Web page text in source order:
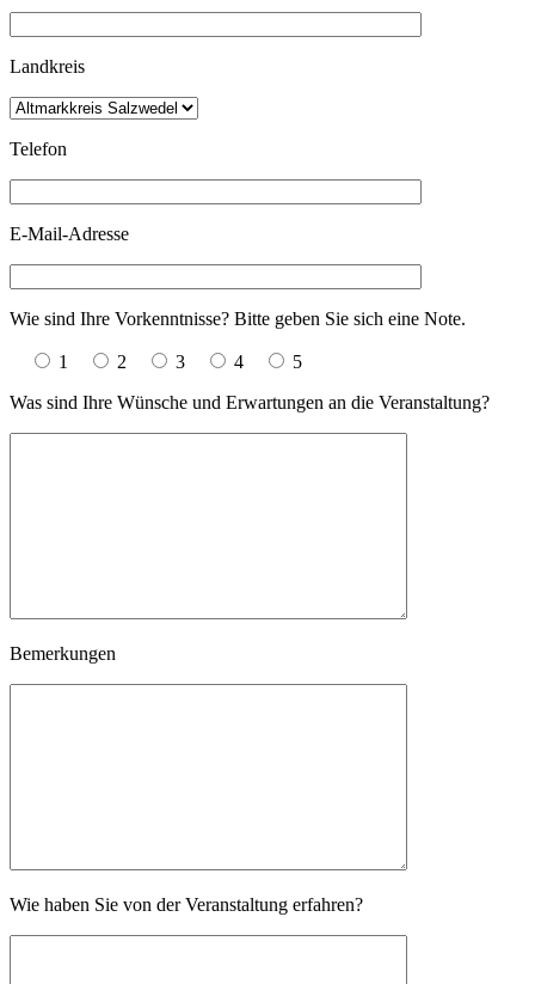
Landkreis
Telefon
E-Mail-Adresse
Wie sind Ihre Vorkenntnisse? Bitte geben Sie sich eine Note.
1 2 3 4
5
Was sind Ihre Wünsche und Erwartungen an die Veranstaltung?
Bemerkungen
Wie haben Sie von der Veranstaltung erfahren?